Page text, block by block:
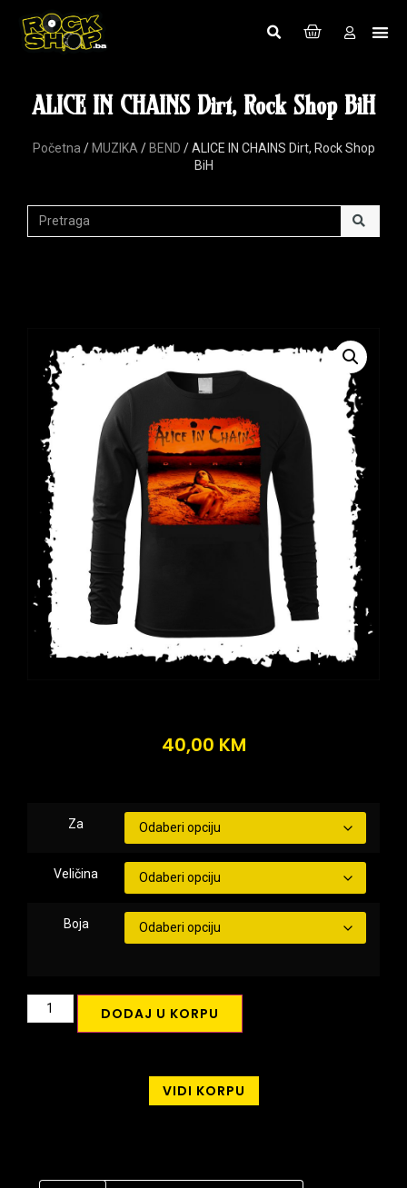
ALICE IN CHAINS Dirt, Rock Shop BiH
Početna / MUZIKA / BEND / ALICE IN CHAINS Dirt, Rock Shop
BiH
40,00 KM
Za
Veličina
Boja
DODAJ U KORPU
VIDI KORPU